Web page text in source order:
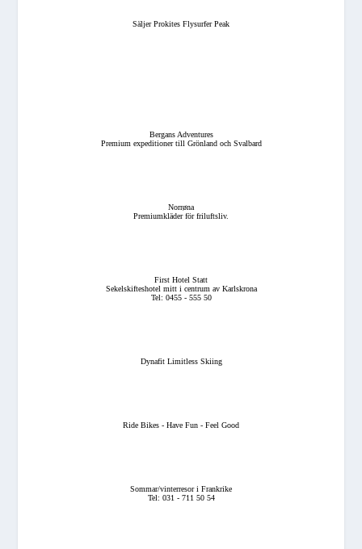
Säljer Prokites Flysurfer Peak
Bergans Adventures
Premium expeditioner till Grönland och Svalbard
Norrøna
Premiumkläder för friluftsliv.
First Hotel Statt
Sekelskifteshotel mitt i centrum av Karlskrona
Tel: 0455 - 555 50
Dynafit Limitless Skiing
Ride Bikes - Have Fun - Feel Good
Sommar/vinterresor i Frankrike
Tel: 031 - 711 50 54